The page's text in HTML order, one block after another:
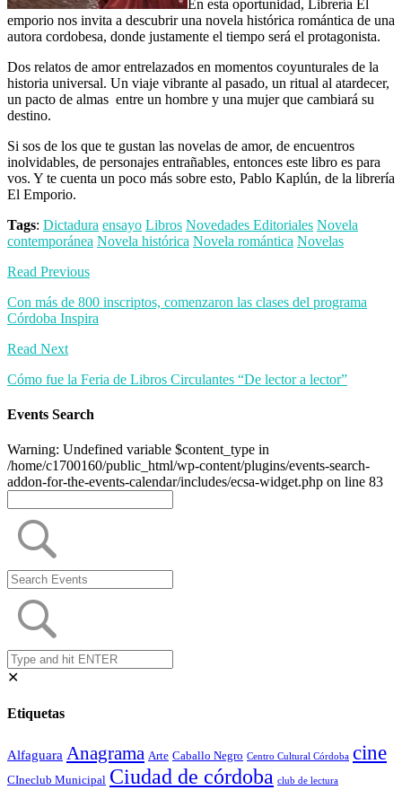
En esta oportunidad, Librería El
emporio nos invita a descubrir una novela histórica romántica de una
autora cordobesa, donde justamente el tiempo será el protagonista.
Dos relatos de amor entrelazados en momentos coyunturales de la
historia universal. Un viaje vibrante al pasado, un ritual al atardecer,
un pacto de almas entre un hombre y una mujer que cambiará su
destino.
Si sos de los que te gustan las novelas de amor, de encuentros
inolvidables, de personajes entrañables, entonces este libro es para
vos. Y te cuenta un poco más sobre esto, Pablo Kaplún, de la librería
El Emporio.
Tags: Dictadura ensayo Libros Novedades Editoriales Novela
contemporánea Novela histórica Novela romántica Novelas
Read Previous
Con más de 800 inscriptos, comenzaron las clases del programa
Córdoba Inspira
Read Next
Cómo fue la Feria de Libros Circulantes “De lector a lector”
Events Search
Warning: Undefined variable $content_type in
/home/c1700160/public_html/wp-content/plugins/events-search-
addon-for-the-events-calendar/includes/ecsa-widget.php on line 83
✕
Etiquetas
Alfaguara Anagrama Arte Caballo Negro Centro Cultural Córdoba cine
CIneclub Municipal Ciudad de córdoba club de lectura